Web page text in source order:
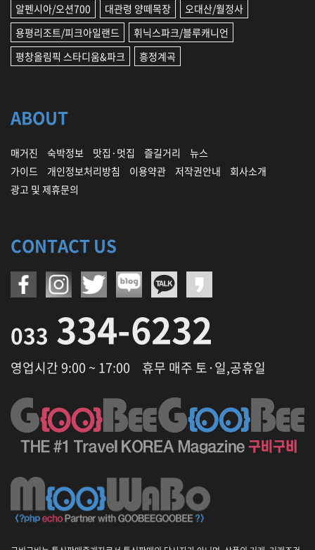
알펜시아/오션700
대관령 양떼목장
오대산/월정사
용평리조트/피크아일랜드
휘닉스파크/블루캐니언
평창올림픽 스타디움&파크
흥정계곡
ABOUT
매거진 숙박정보 맛집·멋집 즐길거리
뉴스
가이드
개인정보처리방침 이용약관 저작권안내
회사소개
광고 및 제휴문의
CONTACT US
033 334-6232
영업시간 9:00 ~ 17:00 휴무 매주 토·일,공휴일